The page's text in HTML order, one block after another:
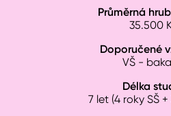
Průměrná
35.500
Doporučené
VŠ -
Délka
7 let (4 roky SŠ +